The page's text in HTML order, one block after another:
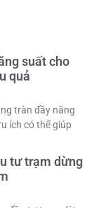
suất cho
quả
tràn đầy năng
ích có thể giúp
tư trạm dừng